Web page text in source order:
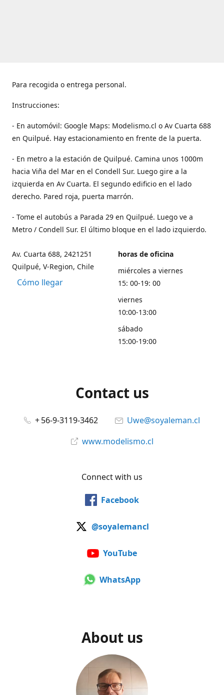
Para recogida o entrega personal.
Instrucciones:
- En automóvil: Google Maps: Modelismo.cl o Av Cuarta 688
en Quilpué. Hay estacionamiento en frente de la puerta.
- En metro a la estación de Quilpué. Camina unos 1000m
hacia Viña del Mar en el Condell Sur. Luego gire a la
izquierda en Av Cuarta. El segundo edificio en el lado
derecho. Pared roja, puerta marrón.
- Tome el autobús a Parada 29 en Quilpué. Luego ve a
Metro / Condell Sur. El último bloque en el lado izquierdo.
Av. Cuarta 688, 2421251
Quilpué, V-Region, Chile
Cómo llegar
horas de oficina
miércoles a viernes
15: 00-19: 00
viernes
10:00-13:00
sábado
15:00-19:00
Contact us
+ 56-9-3119-3462
Uwe@soyaleman.cl
www.modelismo.cl
Connect with us
Facebook
@soyalemancl
YouTube
WhatsApp
About us